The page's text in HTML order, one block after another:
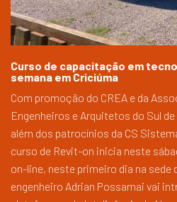
Curso de capacitação em
semana em Criciúma
Com promoção do CREA e da
Engenheiros e Arquitetos do Sul
além dos patrocínios da CS
curso de Revit-on inicia neste
on-line, neste primeiro dia na sede
engenheiro Adrian Possamai vai